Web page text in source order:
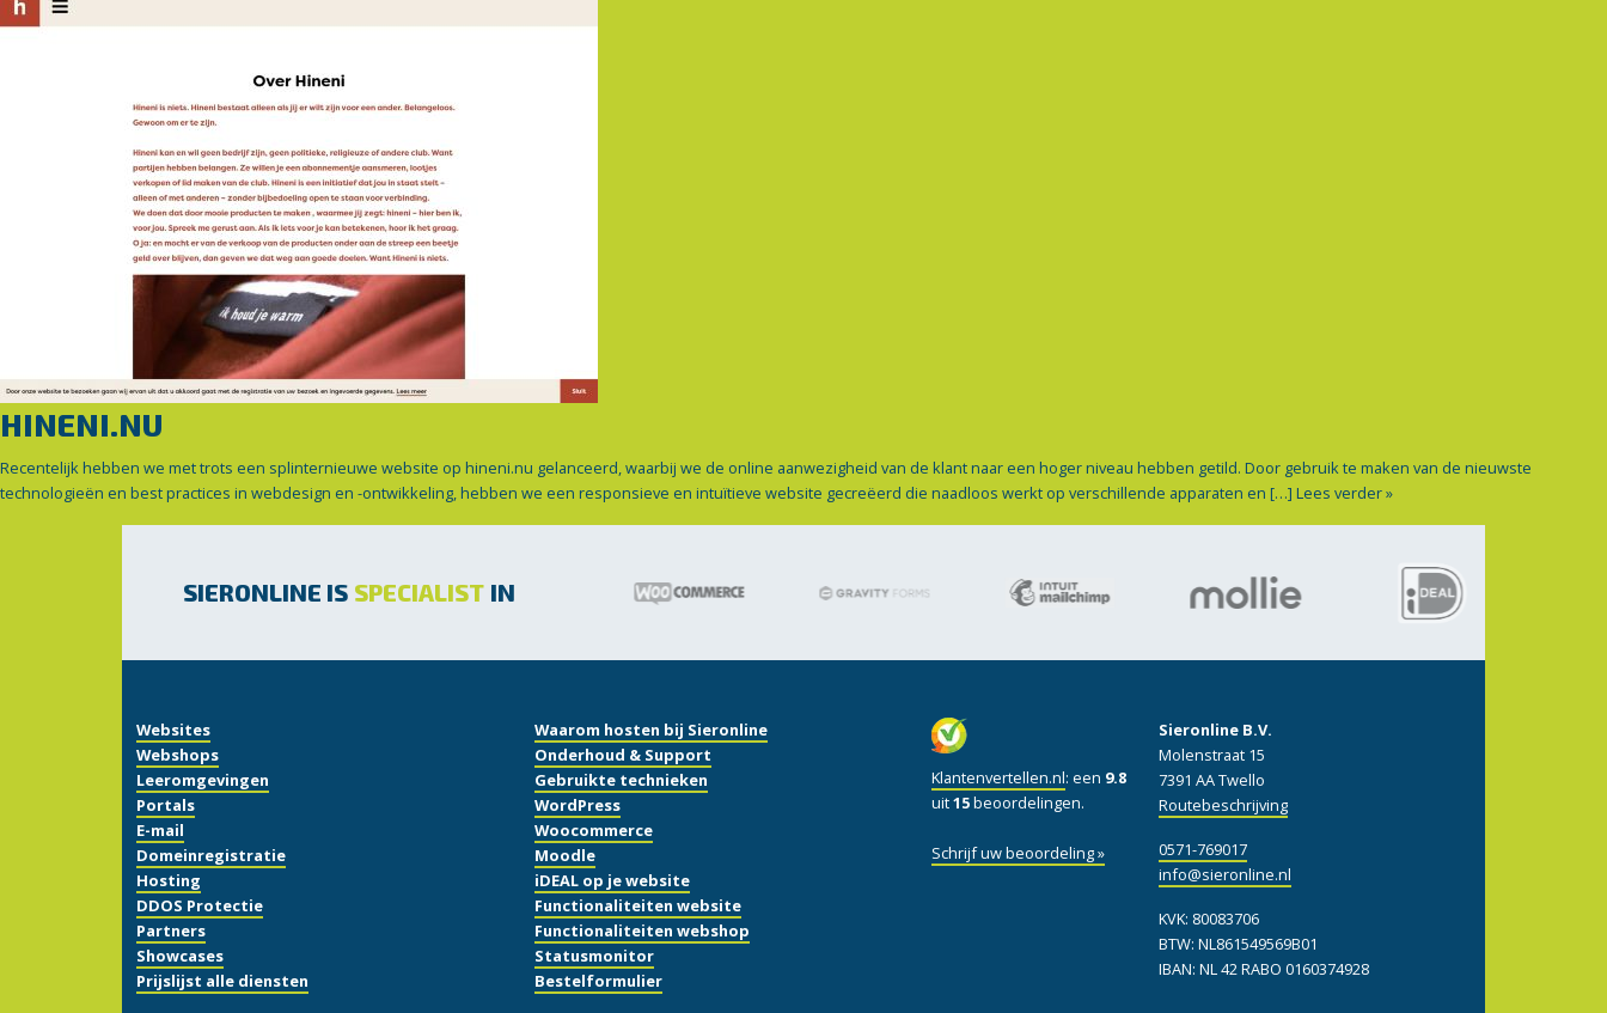
HINENI.NU
Recentelijk hebben we met trots een splinternieuwe website op hineni.nu gelanceerd, waarbij we de online aanwezigheid van de klant naar een hoger niveau hebben getild. Door gebruik te maken van de nieuwste
technologieën en best practices in webdesign en -ontwikkeling, hebben we een responsieve en intuïtieve website gecreëerd die naadloos werkt op verschillende apparaten en […] Lees verder »
SIERONLINE IS SPECIALIST IN
Websites
Webshops
Leeromgevingen
Portals
E-mail
Domeinregistratie
Hosting
DDOS Protectie
Partners
Showcases
Prijslijst alle diensten
Waarom hosten bij Sieronline
Onderhoud & Support
Gebruikte technieken
WordPress
Woocommerce
Moodle
iDEAL op je website
Functionaliteiten website
Functionaliteiten webshop
Statusmonitor
Bestelformulier
Klantenvertellen.nl: een 9.8
uit15beoordelingen.
Schrijf uw beoordeling »
Sieronline B.V.
Molenstraat 15
7391 AA Twello
Routebeschrijving
0571-769017
info@sieronline.nl
KVK: 80083706
BTW: NL861549569B01
IBAN: NL 42 RABO 0160374928